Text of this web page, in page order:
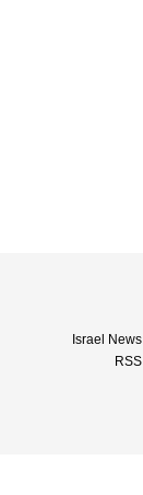
Israel News
RSS